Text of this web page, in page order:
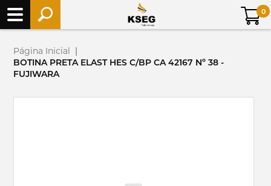
0
Página Inicial |
BOTINA PRETA ELAST HES C/BP CA 42167 Nº 38 -
FUJIWARA